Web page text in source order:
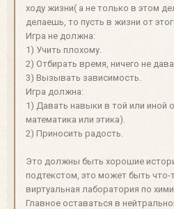
ходу жизни( а не только в этом
делаешь, то пусть в жизни от
Игра не должна:
1) Учить плохому.
2) Отбирать время, ничего не
3) Вызывать зависимость.
Игра должна:
1) Давать навыки в той или иной
математика или этика).
2) Приносить радость.
Это должны быть хорошие
подтекстом, это может быть что-
виртуальная лаборатория по
Главное оставаться в